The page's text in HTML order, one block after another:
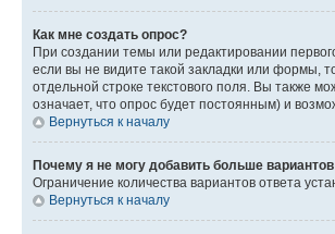
Как мне создать опрос?
При создании темы или редактировании
если вы не видите такой закладки или формы,
отдельной строке текстового поля. Вы также
означает, что опрос будет постоянным) и
Вернуться к началу
Почему я не могу добавить больше вариантов
Ограничение количества вариантов ответа
Вернуться к началу